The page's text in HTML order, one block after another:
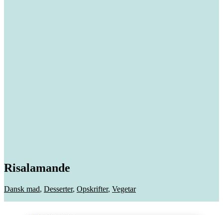
Risalamande
Dansk mad, Desserter, Opskrifter, Vegetar